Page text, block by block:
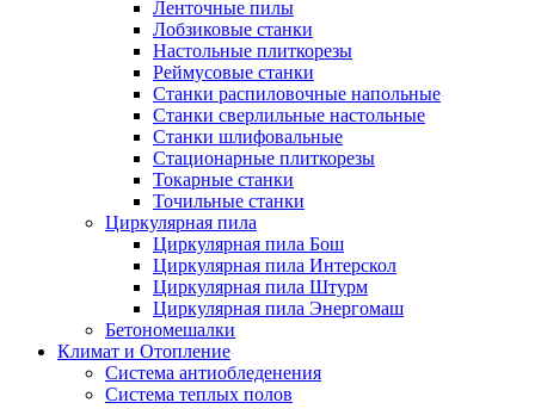
Ленточные пилы
Лобзиковые станки
Настольные плиткорезы
Реймусовые станки
Станки распиловочные напольные
Станки сверлильные настольные
Станки шлифовальные
Стационарные плиткорезы
Токарные станки
Точильные станки
Циркулярная пила
Циркулярная пила Бош
Циркулярная пила Интерскол
Циркулярная пила Штурм
Циркулярная пила Энергомаш
Бетономешалки
Климат и Отопление
Система антиобледенения
Система теплых полов